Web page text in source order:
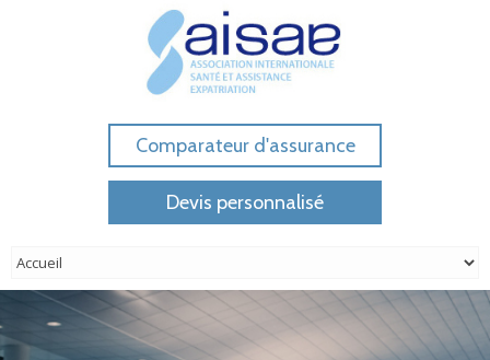
Comparateur d'assurance
Devis personnalisé